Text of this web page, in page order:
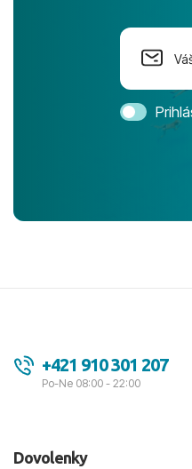
+421 910 301 207
Po-Ne 08:00 - 22:00
Dovolenky